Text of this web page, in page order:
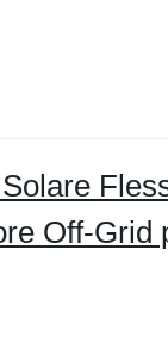
Off-Grid